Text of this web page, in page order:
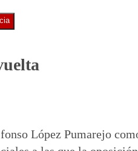
López Pumarejo